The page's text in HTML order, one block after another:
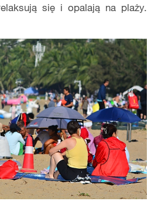
się i opalają na plaży.